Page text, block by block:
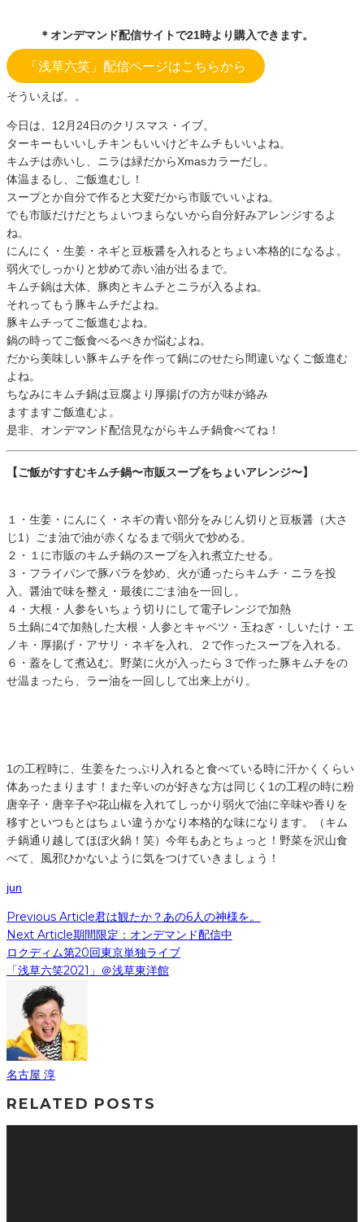
＊オンデマンド配信サイトで21時より購入できます。
「浅草六笑」配信ページはこちらから
そういえば。。
今日は、12月24日のクリスマス・イブ。
ターキーもいいしチキンもいいけどキムチもいいよね。
キムチは赤いし、ニラは緑だからXmasカラーだし。
体温まるし、ご飯進むし！
スープとか自分で作ると大変だから市販でいいよね。
でも市販だけだとちょいつまらないから自分好みアレンジするよ
ね。
にんにく・生姜・ネギと豆板醤を入れるとちょい本格的になるよ。
弱火でしっかりと炒めて赤い油が出るまで。
キムチ鍋は大体、豚肉とキムチとニラが入るよね。
それってもう豚キムチだよね。
豚キムチってご飯進むよね。
鍋の時ってご飯食べるべきか悩むよね。
だから美味しい豚キムチを作って鍋にのせたら間違いなくご飯進む
よね。
ちなみにキムチ鍋は豆腐より厚揚げの方が味が絡み
ますますご飯進むよ。
是非、オンデマンド配信見ながらキムチ鍋食べてね！
【ご飯がすすむキムチ鍋〜市販スープをちょいアレンジ〜】
１・生姜・にんにく・ネギの青い部分をみじん切りと豆板醤（大さ
じ1）ごま油で油が赤くなるまで弱火で炒める。
２・１に市販のキムチ鍋のスープを入れ煮立たせる。
３・フライパンで豚バラを炒め、火が通ったらキムチ・ニラを投
入。醤油で味を整え・最後にごま油を一回し。
４・大根・人参をいちょう切りにして電子レンジで加熱
５土鍋に4で加熱した大根・人参とキャベツ・玉ねぎ・しいたけ・エ
ノキ・厚揚げ・アサリ・ネギを入れ、２で作ったスープを入れる。
６・蓋をして煮込む。野菜に火が入ったら３で作った豚キムチをの
せ温まったら、ラー油を一回しして出来上がり。
1の工程時に、生姜をたっぷり入れると食べている時に汗かくくらい
体あったまります！また辛いのが好きな方は同じく1の工程の時に粉
唐辛子・唐辛子や花山椒を入れてしっかり弱火で油に辛味や香りを
移すといつもとはちょい違うかなり本格的な味になります。（キム
チ鍋通り越してほぼ火鍋！笑）今年もあとちょっと！野菜を沢山食
べて、風邪ひかないように気をつけていきましょう！
jun
Previous Article君は観たか？あの6人の神様を。
Next Article期間限定：オンデマンド配信中
ロクディム第20回東京単独ライブ
「浅草六笑2021」＠浅草東洋館
名古屋 淳
RELATED POSTS